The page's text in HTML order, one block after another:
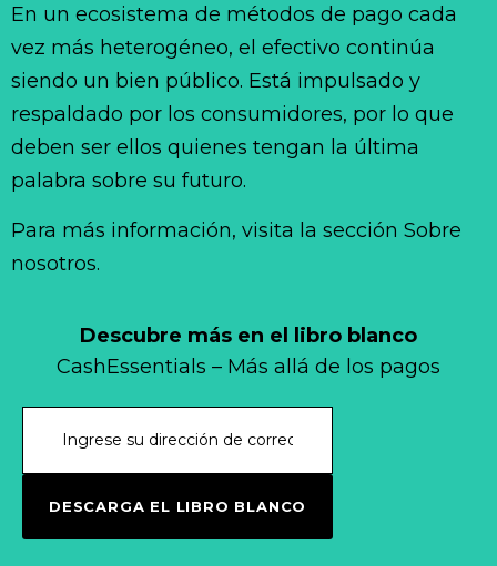
Descubre más en el libro blanco
CashEssentials – Más allá de los pagos
DESCARGA EL LIBRO BLANCO
En un ecosistema de métodos de pago cada
vez más heterogéneo, el efectivo continúa
siendo un bien público. Está impulsado y
respaldado por los consumidores, por lo que
deben ser ellos quienes tengan la última
palabra sobre su futuro.
Para más información, visita la sección Sobre
nosotros.